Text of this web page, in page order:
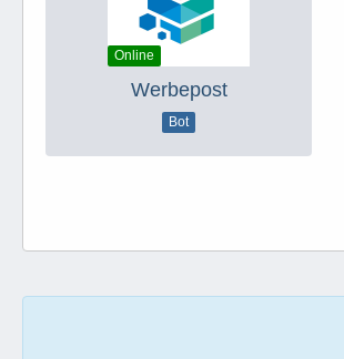
Online
Werbepost
Bot